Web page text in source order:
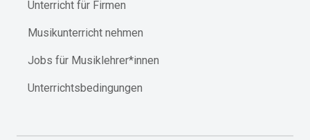
Unterricht für Firmen
Musikunterricht nehmen
Jobs für Musiklehrer*innen
Unterrichtsbedingungen